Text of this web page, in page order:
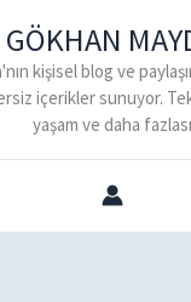
GÖKHAN
kişisel blog ve
içerikler sunuyor.
yaşam ve daha fazlası